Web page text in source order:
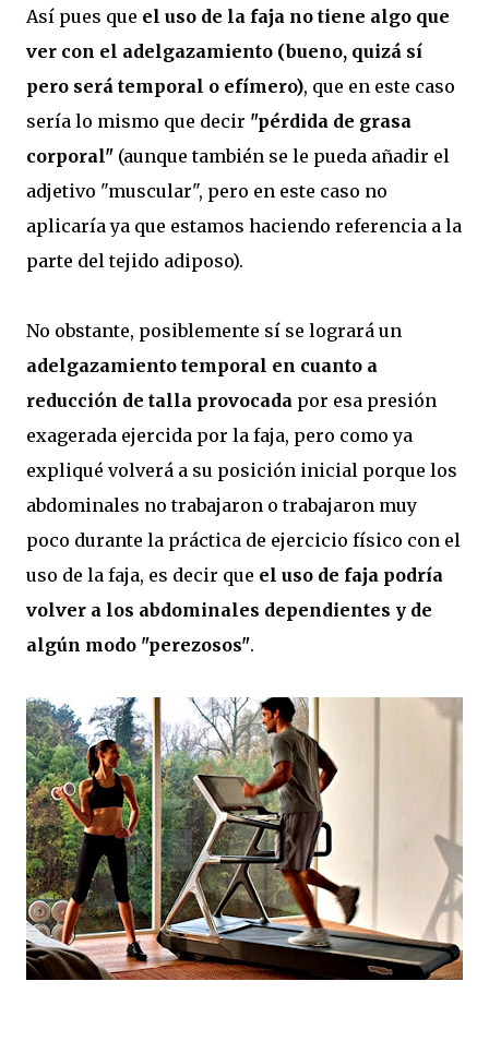
Así pues que el uso de la faja no tiene algo que
ver con el adelgazamiento (bueno, quizá sí
pero será temporal o efímero), que en este caso
sería lo mismo que decir "pérdida de grasa
corporal" (aunque también se le pueda añadir el
adjetivo "muscular", pero en este caso no
aplicaría ya que estamos haciendo referencia a la
parte del tejido adiposo).
No obstante, posiblemente sí se logrará un
adelgazamiento temporal en cuanto a
reducción de talla provocada por esa presión
exagerada ejercida por la faja, pero como ya
expliqué volverá a su posición inicial porque los
abdominales no trabajaron o trabajaron muy
poco durante la práctica de ejercicio físico con el
uso de la faja, es decir que el uso de faja podría
volver a los abdominales dependientes y de
algún modo "perezosos".